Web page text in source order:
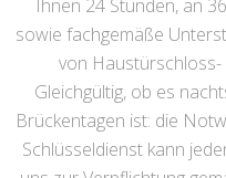
Ihnen 24 Stunden, an
sowie fachgemäße
von
Gleichgültig, ob es
Brückentagen ist: die
Schlüsseldienst kann